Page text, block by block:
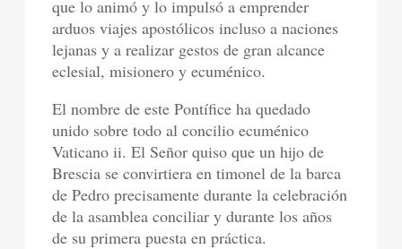
que lo animó y lo impulsó a emprender
arduos viajes apostólicos incluso a naciones
lejanas y a realizar gestos de gran alcance
eclesial, misionero y ecuménico.
El nombre de este Pontífice ha quedado
unido sobre todo al concilio ecuménico
Vaticano ii. El Señor quiso que un hijo de
Brescia se convirtiera en timonel de la barca
de Pedro precisamente durante la celebración
de la asamblea conciliar y durante los años
de su primera puesta en práctica.